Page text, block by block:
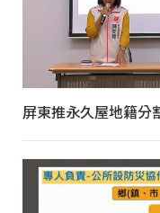
屏東推永久屋地籍分